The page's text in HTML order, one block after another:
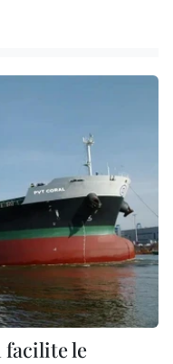
facilite le